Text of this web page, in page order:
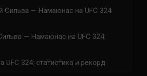
Сильва — Намаюнас на UFC 324:
— Намаюнас на UFC 324:
UFC 324: статистика и рекорд